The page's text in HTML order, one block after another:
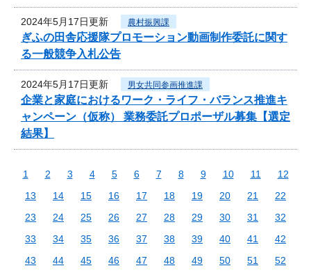
2024年5月17日更新 農村振興課
ぎふの田舎応援隊プロモーション動画制作委託に関す
る一般競争入札公告
2024年5月17日更新 男女共同参画推進課
企業と家庭におけるワーク・ライフ・バランス推進キ
ャンペーン（仮称） 業務委託プロポーザル募集【選定
結果】
1 2 3 4 5 6 7 8 9 10 11
12
13
14 15 16 17 18 19 20 21
22
23
24 25 26 27 28 29 30 31
32
33
34 35 36 37 38 39 40 41
42
43
44 45 46 47 48 49 50 51
52